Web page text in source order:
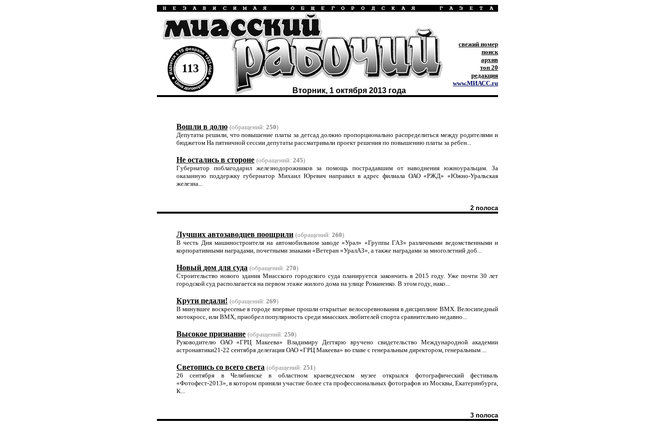
свежий номер
поиск
архив
топ 20
редакция
www.МИАСС.ru
113
Вторник, 1 октября 2013 года
Вошли в долю (обращений: 250)
Депутаты решили, что повышение платы за детсад должно пропорционально распределиться между родителями и
бюджетом На пятничной сессии депутаты рассматривали проект решения по повышению платы за ребен...
Не остались в стороне (обращений: 245)
Губернатор поблагодарил железнодорожников за помощь пострадавшим от наводнения южноуральцам. За
оказанную поддержку губернатор Михаил Юревич направил в адрес филиала ОАО «РЖД» «Южно-Уральская
железна...
2 полоса
Лучших автозаводцев поощрили (обращений: 260)
В честь Дня машиностроителя на автомобильном заводе «Урал» «Группы ГАЗ» различными ведомственными и
корпоративными наградами, почетными знаками «Ветеран «УралАЗ», а также наградами за многолетний доб...
Новый дом для суда (обращений: 270)
Строительство нового здания Миасского городского суда планируется закончить в 2015 году. Уже почти 30 лет
городской суд располагается на первом этаже жилого дома на улице Романенко. В этом году, нако...
Крути педали! (обращений: 269)
В минувшее воскресенье в городе впервые прошли открытые велосоревнования в дисциплине ВМХ. Велосипедный
мотокросс, или ВМХ, приобрел популярность среди миасских любителей спорта сравнительно недавно...
Высокое признание (обращений: 250)
Руководителю ОАО «ГРЦ Макеева» Владимиру Дегтярю вручено свидетельство Международной академии
астронавтики21-22 сентября делегация ОАО «ГРЦ Макеева» во главе с генеральным директором, генеральным ...
Светопись со всего света (обращений: 251)
26 сентября в Челябинске в областном краеведческом музее открылся фотографический фестиваль
«Фотофест-2013», в котором приняли участие более ста профессиональных фотографов из Москвы, Екатеринбурга,
К...
3 полоса